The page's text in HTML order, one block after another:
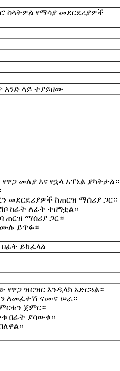
ስላትዎል የማሳያ መደርደሪያዎች
አንድ ላይ ተያይዘው
መለያ እና የኋላ አፕኔል ያካትታል።
መደርደሪያዎች ከጠርዝ ማሰሪያ ጋር።
ከፊት ለፊት ተዘግቷል።
ጠርዝ ማሰሪያ ጋር።
ይጥፉ።
ይከፈላል
ዝርዝር እንዲላክ አድርጓል።
ለመፈተሽ ናሙና ሠራ።
ጀምር።
በፊት ያሳውቁ።